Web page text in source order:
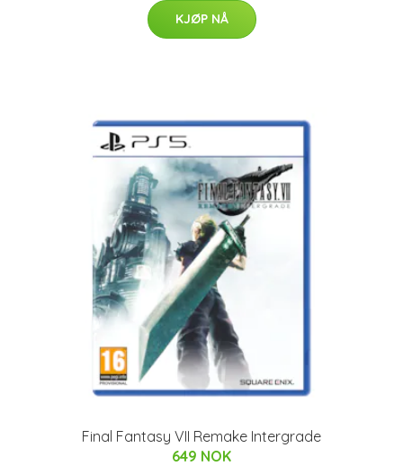
KJØP NÅ
Final Fantasy VII Remake Intergrade
649 NOK